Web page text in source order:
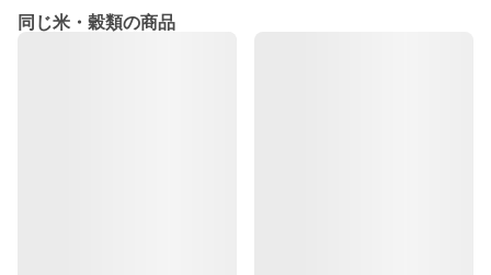
同じ米・穀類の商品